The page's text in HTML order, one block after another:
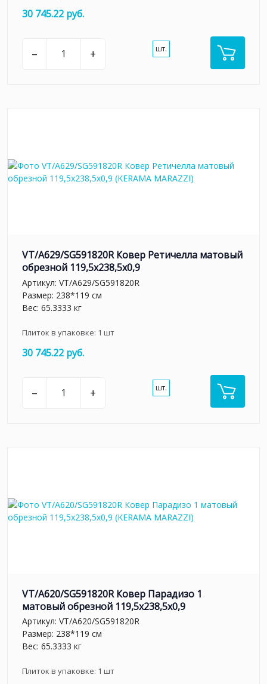
30 745.22 руб.
– + шт.
VT/A629/SG591820R Ковер Ретичелла матовый
обрезной 119,5x238,5x0,9
Артикул: VT/A629/SG591820R
Размер: 238*119 см
Вес: 65.3333 кг
Плиток в упаковке: 1 шт
30 745.22 руб.
– + шт.
VT/A620/SG591820R Ковер Парадизо 1
матовый обрезной 119,5x238,5x0,9
Артикул: VT/A620/SG591820R
Размер: 238*119 см
Вес: 65.3333 кг
Плиток в упаковке: 1 шт